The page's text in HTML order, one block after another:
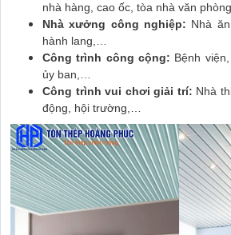
nhà hàng, cao ốc, tòa nhà văn
Nhà xưởng công nghiệp: Nhà
hành lang,…
Công trình công cộng: Bệnh
ủy ban,…
Công trình vui chơi giải trí: Nhà
động, hội trường,…